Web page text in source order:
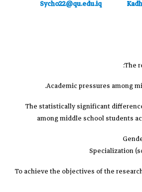
Sycho22@qu.edu.iq
The
2- The statistically significant
among middle school students
Specialization
To achieve the objectives of the